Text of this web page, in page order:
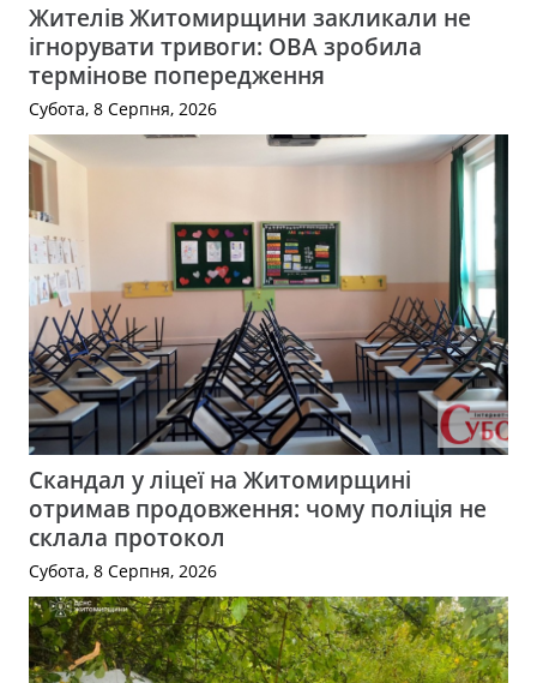
Жителів Житомирщини закликали не
ігнорувати тривоги: ОВА зробила
термінове попередження
Субота, 8 Серпня, 2026
Скандал у ліцеї на Житомирщині
отримав продовження: чому поліція не
склала протокол
Субота, 8 Серпня, 2026